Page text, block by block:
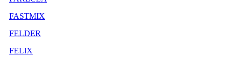
FASTMIX
FELDER
FELIX